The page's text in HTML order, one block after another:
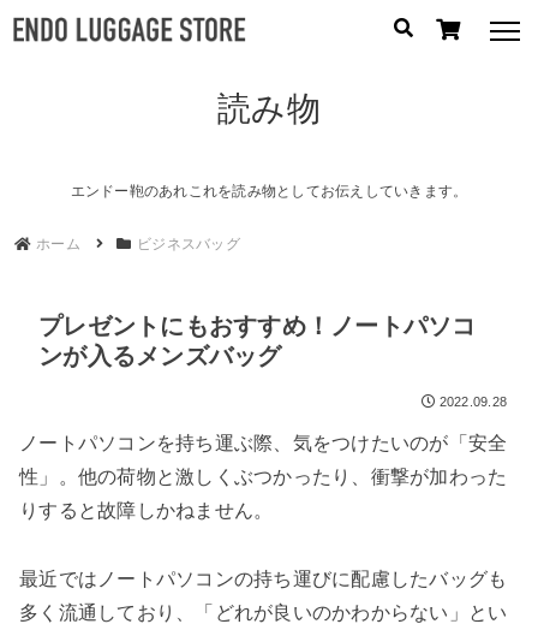
誕生日プレゼント
ブランドから探す
容量から探す
円
読み物
エンドー鞄のあれこれを読み物としてお伝えしていきます。
ホーム ビジネスバッグ
プレゼントにもおすすめ！ノートパソコ
ンが入るメンズバッグ
2022.09.28
ノートパソコンを持ち運ぶ際、気をつけたいのが「安全
性」。他の荷物と激しくぶつかったり、衝撃が加わった
りすると故障しかねません。
最近ではノートパソコンの持ち運びに配慮したバッグも
多く流通しており、「どれが良いのかわからない」とい